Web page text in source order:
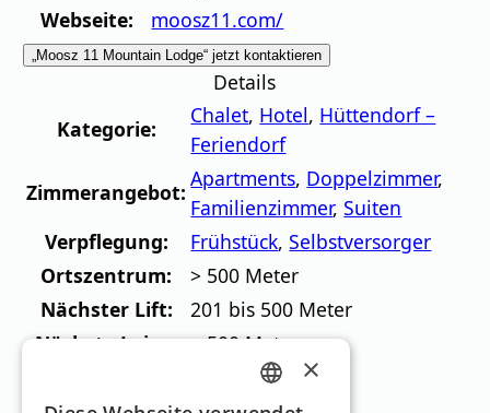
Webseite:
moosz11.com/
„Moosz 11 Mountain Lodge“ jetzt kontaktieren
Details
Kategorie:
Chalet, Hotel, Hüttendorf –
Feriendorf
Zimmerangebot:
Apartments, Doppelzimmer,
Familienzimmer,Suiten
Verpflegung:
Frühstück,Selbstversorger
Ortszentrum:
> 500 Meter
Nächster Lift:
201 bis 500 Meter
Nächste Loipe: > 500 Meter
GERMAN
×